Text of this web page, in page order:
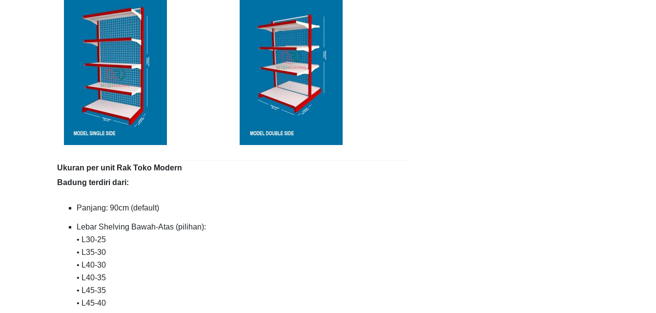
Ukuran per unit Rak Toko Modern
Badung terdiri dari:
Panjang: 90cm (default)
Lebar Shelving Bawah-Atas (pilihan):
• L30-25
• L35-30
• L40-30
• L40-35
• L45-35
• L45-40